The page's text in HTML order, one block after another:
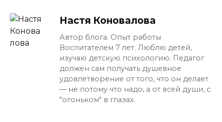
Настя Коновалова
Автор блога. Опыт работы
Воспитателем 7 лет. Люблю детей,
изучаю детскую психологию. Педагог
должен сам получать душевное
удовлетворение от того, что он делает
— не потому что надо, а от всей души, с
"огоньком" в глазах.